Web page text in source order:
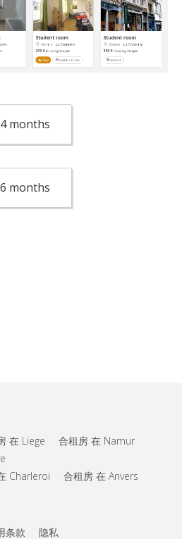
months
months
在 Liege
合租房 在 Namur
Charleroi
合租房 在 Anvers
条款 隐私